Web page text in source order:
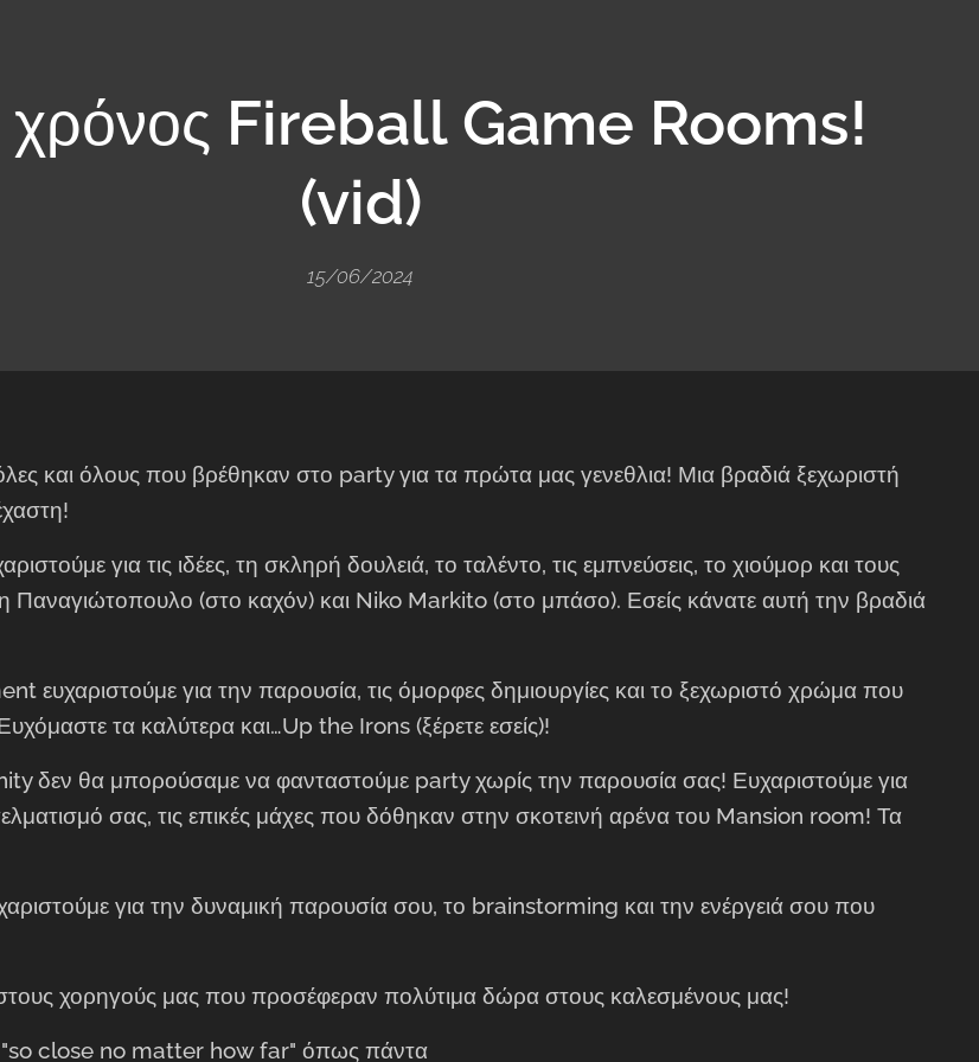
Fireball Game Rooms!
(vid)
15/06/2024
και όλους που βρέθηκαν στο party για τα πρώτα μας γενεθλια! Μια βραδιά ξεχωριστή
για τις ιδέες, τη σκληρή δουλειά, το ταλέντο, τις εμπνεύσεις, το χιούμορ και τους
Παναγιώτοπουλο (στο καχόν) και Niko Markito (στο μπάσο). Εσείς κάνατε αυτή την βραδιά
ευχαριστούμε για την παρουσία, τις όμορφες δημιουργίες και το ξεχωριστό χρώμα που
τα καλύτερα και…Up the Irons (ξέρετε εσείς)!🤘
δεν θα μπορούσαμε να φανταστούμε party χωρίς την παρουσία σας! Ευχαριστούμε για
σας, τις επικές μάχες που δόθηκαν στην σκοτεινή αρένα του Mansion room! Τα
για την δυναμική παρουσία σου, το brainstorming και την ενέργειά σου που
χορηγούς μας που προσέφεραν πολύτιμα δώρα στους καλεσμένους μας!
close no matter how far" όπως πάντα